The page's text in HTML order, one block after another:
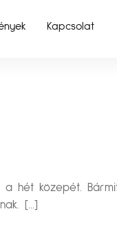
Kapcsolat
a hét közepét.
[…]